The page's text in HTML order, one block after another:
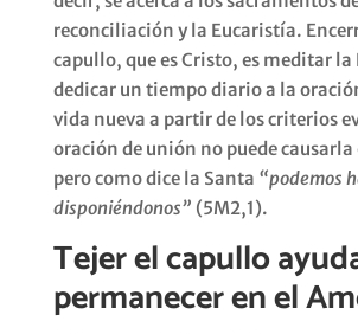
reconciliación y la Eucaristía.
capullo, que es Cristo, es meditar la
dedicar un tiempo diario a la
vida nueva a partir de los criterios
oración de unión no puede
pero como dice la Santa “podemos
disponiéndonos” (5M2,1).
Tejer el capullo
permanecer en el